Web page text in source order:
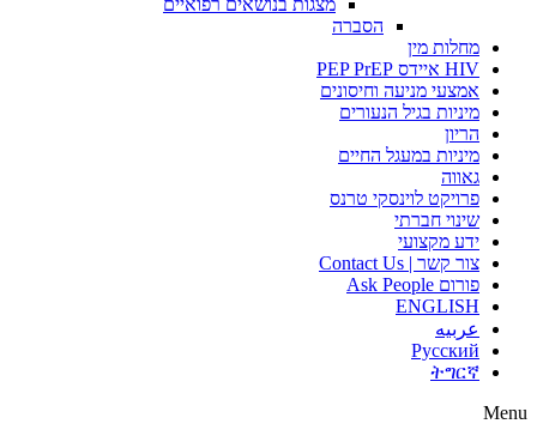
מצגות בנושאים רפואיים
הסברה
מחלות מין
HIV איידס PEP PrEP
אמצעי מניעה וחיסונים
מיניות בגיל הנעורים
הריון
מיניות במעגל החיים
גאווה
פרויקט לוינסקי טרנס
שינוי חברתי
ידע מקצועי
צור קשר | Contact Us
פורום Ask People
ENGLISH
عربيه
Русский
ትግርኛ
Menu